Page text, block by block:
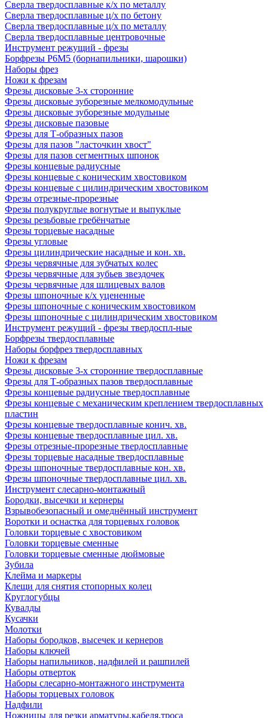
Сверла твердосплавные к/х по металлу
Сверла твердосплавные ц/х по бетону
Сверла твердосплавные ц/х по металлу
Сверла твердосплавные центровочные
Инструмент режущий - фрезы
Борфрезы Р6М5 (борнапильники, шарошки)
Наборы фрез
Ножи к фрезам
Фрезы дисковые 3-х сторонние
Фрезы дисковые зуборезные мелкомодульные
Фрезы дисковые зуборезные модульные
Фрезы дисковые пазовые
Фрезы для Т-образных пазов
Фрезы для пазов "ласточкин хвост"
Фрезы для пазов сегментных шпонок
Фрезы концевые радиусные
Фрезы концевые с коническим хвостовиком
Фрезы концевые с цилиндрическим хвостовиком
Фрезы отрезные-прорезные
Фрезы полукруглые вогнутые и выпуклые
Фрезы резьбовые гребёнчатые
Фрезы торцевые насадные
Фрезы угловые
Фрезы цилиндрические насадные и кон. хв.
Фрезы червячные для зубчатых колес
Фрезы червячные для зубьев звездочек
Фрезы червячные для шлицевых валов
Фрезы шпоночные к/х уцененные
Фрезы шпоночные с коническим хвостовиком
Фрезы шпоночные с цилиндрическим хвостовиком
Инструмент режущий - фрезы твердоспл-ные
Борфрезы твердосплавные
Наборы борфрез твердосплавных
Ножи к фрезам
Фрезы дисковые 3-х сторонние твердосплавные
Фрезы для Т-образных пазов твердосплавные
Фрезы концевые радиусные твердосплавные
Фрезы концевые с механическим креплением твердосплавных
пластин
Фрезы концевые твердосплавные конич. хв.
Фрезы концевые твердосплавные цил. хв.
Фрезы отрезные-прорезные твердосплавные
Фрезы торцевые насадные твердосплавные
Фрезы шпоночные твердосплавные кон. хв.
Фрезы шпоночные твердосплавные цил. хв.
Инструмент слесарно-монтажный
Бородки, высечки и кернеры
Взрывобезопасный и омеднённый инструмент
Воротки и оснаcтка для торцевых головок
Головки торцевые с хвостовиком
Головки торцевые сменные
Головки торцевые сменные дюймовые
Зубила
Клейма и маркеры
Клещи для снятия стопорных колец
Круглогубцы
Кувалды
Кусачки
Молотки
Наборы бородков, высечек и кернеров
Наборы ключей
Наборы напильников, надфилей и рашпилей
Наборы отверток
Наборы слесарно-монтажного инструмента
Наборы торцевых головок
Надфили
Ножницы для резки арматуры,кабеля,троса